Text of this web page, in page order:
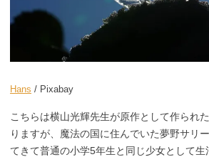
Hans / Pixabay
こちらは横山光輝先生が原作として作られ
りますが、魔法の国に住んでいた夢野サリ
てきて普通の小学5年生と同じ少女として